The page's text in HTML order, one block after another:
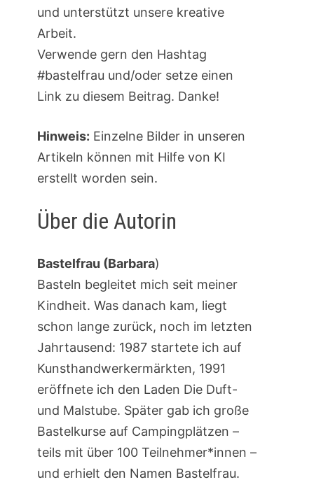
und unterstützt unsere kreative
Arbeit.
Verwende gern den Hashtag
#bastelfrau und/oder setze einen
Link zu diesem Beitrag. Danke!
Hinweis: Einzelne Bilder in unseren
Artikeln können mit Hilfe von KI
erstellt worden sein.
Über die Autorin
Bastelfrau (Barbara)
Basteln begleitet mich seit meiner
Kindheit. Was danach kam, liegt
schon lange zurück, noch im letzten
Jahrtausend: 1987 startete ich auf
Kunsthandwerkermärkten, 1991
eröffnete ich den Laden Die Duft-
und Malstube. Später gab ich große
Bastelkurse auf Campingplätzen –
teils mit über 100 Teilnehmer*innen –
und erhielt den Namen Bastelfrau.